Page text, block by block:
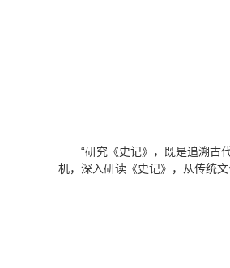
“研究《史记》，既是追溯古
机，深入研读《史记》，从传统